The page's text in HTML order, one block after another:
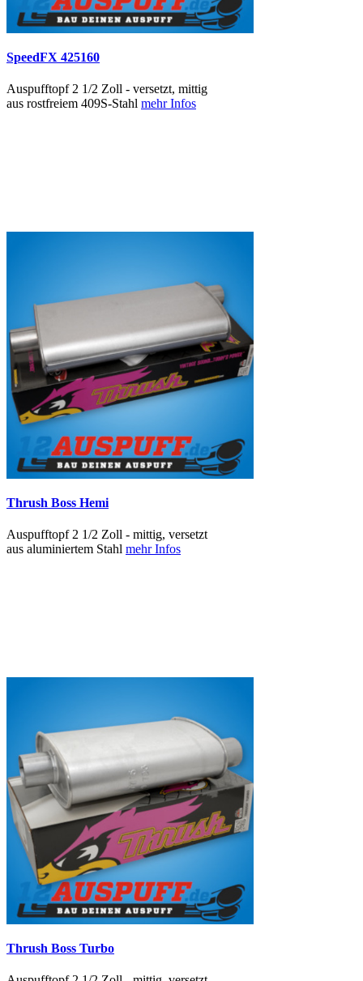
SpeedFX 425160
Auspufftopf 2 1/2 Zoll - versetzt, mittig
aus rostfreiem 409S-Stahl mehr Infos
Thrush Boss Hemi
Auspufftopf 2 1/2 Zoll - mittig, versetzt
aus aluminiertem Stahl mehr Infos
Thrush Boss Turbo